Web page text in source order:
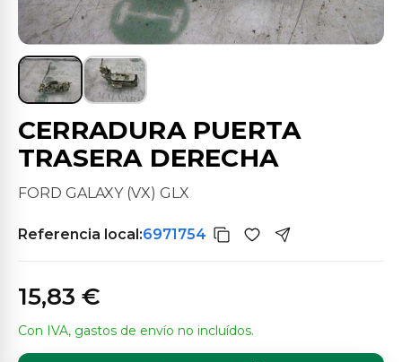
CERRADURA PUERTA
TRASERA DERECHA
FORD GALAXY (VX) GLX
Referencia local:6971754
15,83 €
Con IVA, gastos de envío no incluídos.